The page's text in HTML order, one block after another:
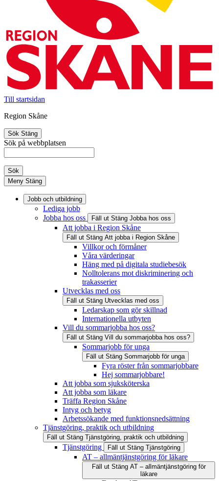
Till startsidan
Region Skåne
Sök Stäng
Sök på webbplatsen
Sök
Meny Stäng
Jobb och utbildning
Lediga jobb
Jobba hos oss
Fäll ut Stäng Jobba hos oss
Att jobba i Region Skåne
Fäll ut Stäng Att jobba i Region Skåne
Villkor och förmåner
Våra värderingar
Häng med på digitala studiebesök
Nolltolerans mot diskriminering och
trakasserier
Utvecklas med oss
Fäll ut Stäng Utvecklas med oss
Ledarskap som gör skillnad
Internationella utbyten
Vill du sommarjobba hos oss?
Fäll ut Stäng Vill du sommarjobba hos oss?
Sommarjobb för unga
Fäll ut Stäng Sommarjobb för unga
Fyra röster från sommarjobbare
Hej sommarjobbare!
Att jobba som sjuksköterska
Att jobba som läkare
Träffa Region Skåne
Intyg och betyg
Arbetssökande med funktionsnedsättning
Tjänstgöring, praktik och utbildning
Fäll ut Stäng Tjänstgöring, praktik och utbildning
Tjänstgöring Fäll ut Stäng Tjänstgöring
AT – allmäntjänstgöring för läkare
Fäll ut Stäng AT – allmäntjänstgöring för
läkare